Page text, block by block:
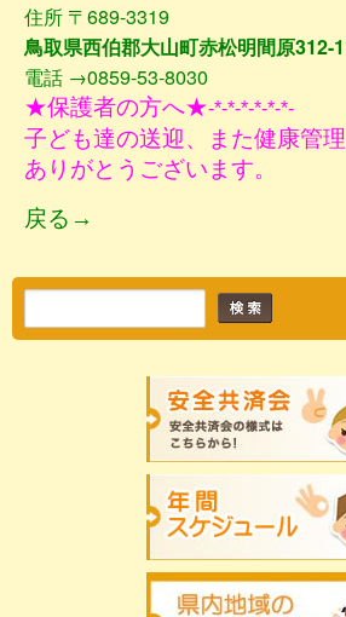
住所 〒689-3319
鳥取県西伯郡大山町赤松明間原312-
電話 →0859-53-8030
★保護者の方へ★-*-*-*-*-*-*-
子ども達の送迎、また健康管
ありがとうございます。
戻る→